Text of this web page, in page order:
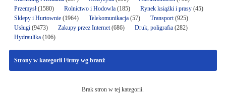
Przemysł(1580) Rolnictwo i Hodowla(185) Rynek książki i prasy(45)
Sklepy i Hurtownie(1964) Telekomunikacja(57) Transport(925)
Usługi(9473) Zakupy przez Internet(686) Druk, poligrafia(282)
Hydraulika(106)
Strony w kategorii Firmy wg branż
Brak stron w tej kategorii.